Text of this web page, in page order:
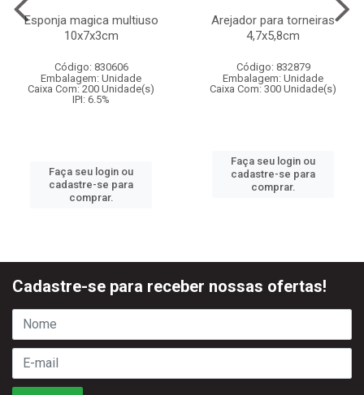
Esponja magica multiuso
10x7x3cm
Código: 830606
Embalagem: Unidade
Caixa Com: 200 Unidade(s)
IPI: 6.5%
Faça seu login ou
cadastre-se para
comprar.
Arejador para torneiras
4,7x5,8cm
Código: 832879
Embalagem: Unidade
Caixa Com: 300 Unidade(s)
Faça seu login ou
cadastre-se para
comprar.
Cadastre-se para receber nossas ofertas!